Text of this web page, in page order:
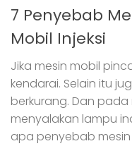
7 Penyebab
Mobil Injeksi
Jika mesin mobil
kendarai. Selain itu
berkurang. Dan pada
menyalakan lampu
apa penyebab